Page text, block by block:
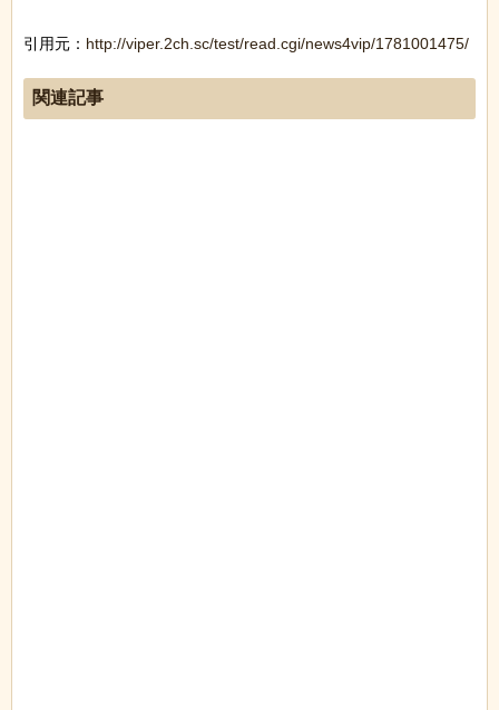
引用元： http://viper.2ch.sc/test/read.cgi/news4vip/1781001475/
関連記事